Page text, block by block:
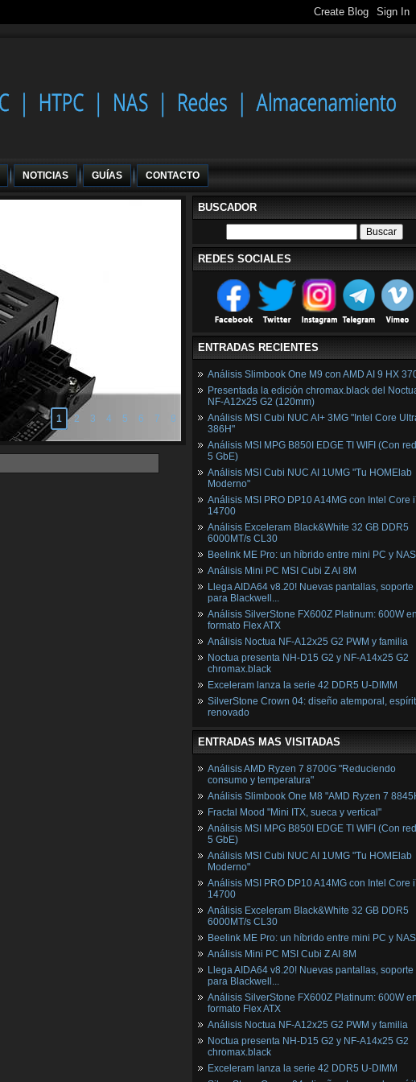
NOTICIAS GUÍAS CONTACTO
1 2 3 4 5 6 7 8
BUSCADOR
REDES SOCIALES
ENTRADAS RECIENTES
Análisis Slimbook One M9 con AMD AI 9 HX
Presentada la edición chromax.black del
NF‑A12x25 G2 (120mm)
Análisis MSI Cubi NUC AI+ 3MG "Intel Core
386H"
Análisis MSI MPG B850I EDGE TI WIFI (Con
5 GbE)
Análisis MSI Cubi NUC AI 1UMG "Tu HOMElab
Moderno"
Análisis MSI PRO DP10 A14MG con Intel Core
14700
Análisis Exceleram Black&White 32 GB DDR5
6000MT/s CL30
Beelink ME Pro: un híbrido entre mini PC y NAS
Análisis Mini PC MSI Cubi Z AI 8M
Llega AIDA64 v8.20! Nuevas pantallas, soporte
para Blackwell...
Análisis SilverStone FX600Z Platinum: 600W
formato Flex ATX
Análisis Noctua NF-A12x25 G2 PWM y familia
Noctua presenta NH-D15 G2 y NF-A14x25 G2
chromax.black
Exceleram lanza la serie 42 DDR5 U-DIMM
SilverStone Crown 04: diseño atemporal,
renovado
ENTRADAS MAS VISITADAS
Análisis AMD Ryzen 7 8700G "Reduciendo
consumo y temperatura"
Análisis Slimbook One M8 "AMD Ryzen 7
Fractal Mood "Mini ITX, sueca y vertical"
Análisis MSI MPG B850I EDGE TI WIFI (Con
5 GbE)
Análisis MSI Cubi NUC AI 1UMG "Tu HOMElab
Moderno"
Análisis MSI PRO DP10 A14MG con Intel Core
14700
Análisis Exceleram Black&White 32 GB DDR5
6000MT/s CL30
Beelink ME Pro: un híbrido entre mini PC y NAS
Análisis Mini PC MSI Cubi Z AI 8M
Llega AIDA64 v8.20! Nuevas pantallas, soporte
para Blackwell...
Análisis SilverStone FX600Z Platinum: 600W
formato Flex ATX
Análisis Noctua NF-A12x25 G2 PWM y familia
Noctua presenta NH-D15 G2 y NF-A14x25 G2
chromax.black
Exceleram lanza la serie 42 DDR5 U-DIMM